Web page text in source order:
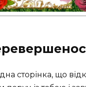
сторінка, що